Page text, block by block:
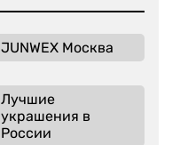
JUNWEX Москва
Лучшие
украшения в
России